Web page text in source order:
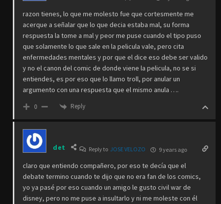
razon tienes, lo que me molesto fue que cortesmente me
acerque a señalar que lo que decia estaba mal, su forma
respuesta la tome a mal y peor me puse cuando el tipo puso
que solamente lo que sale en la pelicula vale, pero cita
enfermedades mentales y por que el dice eso debe ser valido
y no el canon del comic de donde viene la pelicula, no se si
entiendes, es por eso que lo llamo troll, por anular un
argumento con una respuesta que el mismo anula ….
0 Reply
det Reply to JOSE VELOZO 9 years ago
claro que entiendo compañero, por eso te decía que el
debate termino cuando te dijo que no era fan de los comics,
yo ya pasé por eso cuando un amigo le gusto civil war de
disney, pero no me puse a insultarlo y ni me moleste con él